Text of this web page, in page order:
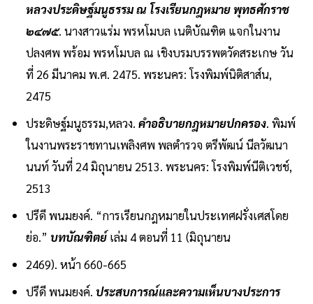
หลวงประดิษฐ์มนูธรรม ณ โรงเรียนกฎหมาย พุทธศักราช
๒๔๗๕. นางสาวแร่ม พรหโมบล เนติบัณฑิต แจกในงาน
ปลงศพ พร้อม พรหโมบล ณ เชิงบรมบรรพตวัดสระเกษ วัน
ที่ 26 มีนาคม พ.ศ. 2475. พระนคร: โรงพิมพ์นิติสาส์น,
2475
ประดิษฐ์มนูธรรม,หลวง. คำอธิบายกฎหมายปกครอง. พิมพ์
ในงานพระราชทานเพลิงศพ พลตำรวจ ตรีพัฒน์ นีลวัฒนา
นนท์ วันที่ 24 มิถุนายน 2513. พระนคร: โรงพิมพ์นีติเวชช์,
2513
ปรีดี พนมยงค์. “การเรียนกฎหมายในประเทศฝรั่งเศสโดย
ย่อ.” บทบัณฑิตย์เล่ม 4 ตอนที่ 11 (มิถุนายน
2469). หน้า 660-665
ปรีดี พนมยงค์. ประสบการณ์และความเห็นบางประการ